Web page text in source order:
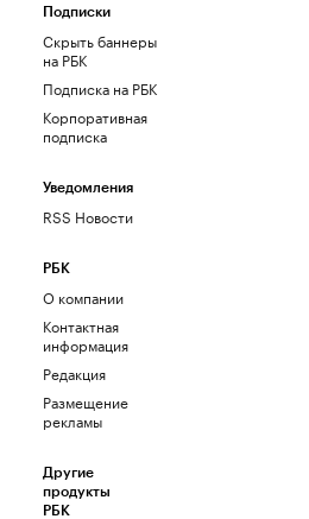
Подписки
Скрыть баннеры
на РБК
Подписка на РБК
Корпоративная
подписка
Уведомления
RSS Новости
РБК
О компании
Контактная
информация
Редакция
Размещение
рекламы
Другие
продукты
РБК